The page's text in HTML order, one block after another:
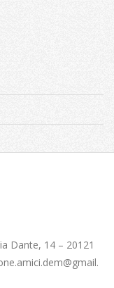
Dante, 14 – 20121